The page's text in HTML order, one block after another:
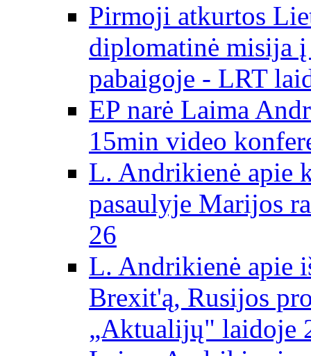
Pirmoji atkurtos
diplomatinė misija
pabaigoje - LRT
EP narė Laima
15min video
L. Andrikienė apie
pasaulyje Marijos
26
L. Andrikienė apie
Brexit'ą, Rusijos
„Aktualijų" laidoje